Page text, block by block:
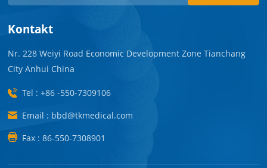
Kontakt
Nr. 228 Weiyi Road Economic Development Zone Tianchang
City Anhui China
Tel : +86 -550-7309106
Email : bbd@tkmedical.com
Fax : 86-550-7308901